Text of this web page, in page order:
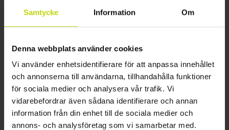
Samtycke Information Om
Denna webbplats använder cookies
Vi använder enhetsidentifierare för att anpassa innehållet
och annonserna till användarna, tillhandahålla funktioner
för sociala medier och analysera vår trafik. Vi
vidarebefordrar även sådana identifierare och annan
information från din enhet till de sociala medier och
annons- och analysföretag som vi samarbetar med.
4.3/ 5 Mycket bra 95 recensioner
Esbjerg
övernattning
1x läcker frukostbuffé
1x Tapas
1x 1 glas vin/öl i baren
1x kaffe att ta med
Se allt som ingår
aug pp949:-
Totalt 1898:-
sep pp949:-
Totalt 1898:-